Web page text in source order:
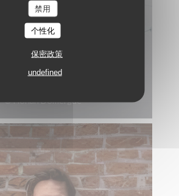
禁用
个性化
保密政策
undefined
RÔTI, CONSOMMÉ DE PAIN
© Florian Domergue